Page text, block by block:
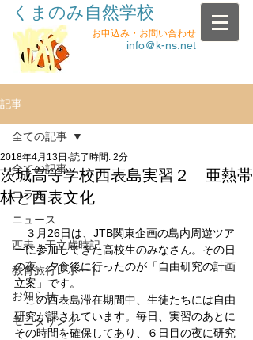
くまのみ自然学校
お申込み・お問い合わせ
info@k-ns.net
記事
全ての記事
コラム
ニュース
西表・干立歳時記
教育旅行レポート
お知らせ
モニタリング
全ての記事
茨城高等学校西表島実習２ 亜熱帯
林と西表文化
2018年4月13日 読了時間: 2分
３月26日は、JTB関東企画の島内周遊ツア
ーに参加してきた高校生のみなさん。その日
の夜、夕食後に行ったのが「自由研究の計画
立案」です。
この西表島滞在期間中、生徒たちには自由
研究が課されています。毎日、実習のあとに
その時間を確保してあり、６日目の夜に研究